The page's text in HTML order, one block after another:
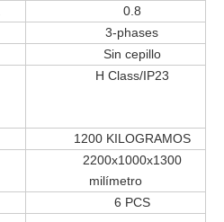
0.8
3-phases
Sin cepillo
H Class/IP23
1200 KILOGRAMOS
2200x1000x1300
milímetro
6 PCS